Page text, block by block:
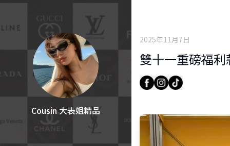
Cousin 大表姐精品
2025年11月7日
雙十一重磅福